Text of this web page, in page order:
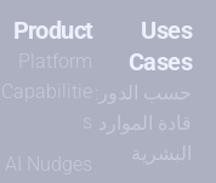
Uses
Cases
حسب الدور:
قادة الموارد
البشرية
Product
Platform
Capabilitie
AI Nudges